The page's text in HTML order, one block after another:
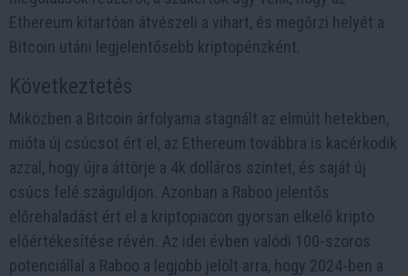
Ethereum kitartóan átvészeli a vihart, és megőrzi helyét a
Bitcoin utáni legjelentősebb kriptopénzként.
Következtetés
Miközben a Bitcoin árfolyama stagnált az elmúlt hetekben,
mióta új csúcsot ért el, az Ethereum továbbra is kacérkodik
azzal, hogy újra áttörje a 4k dolláros szintet, és saját új
csúcs felé száguldjon. Azonban a Raboo jelentős
előrehaladást ért el a kriptopiacon gyorsan elkelő kripto
előértékesítése révén. Az idei évben valódi 100-szoros
potenciállal a Raboo a legjobb jelölt arra, hogy 2024-ben a